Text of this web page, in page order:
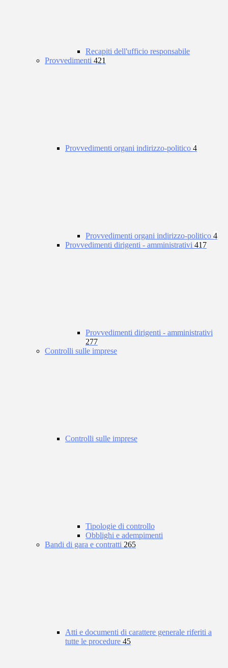
Recapiti dell'ufficio responsabile
Provvedimenti 421
Provvedimenti organi indirizzo-politico 4
Provvedimenti organi indirizzo-politico 4
Provvedimenti dirigenti - amministrativi 417
Provvedimenti dirigenti - amministrativi
277
Controlli sulle imprese
Controlli sulle imprese
Tipologie di controllo
Obblighi e adempimenti
Bandi di gara e contratti 265
Atti e documenti di carattere generale riferiti a
tutte le procedure 45